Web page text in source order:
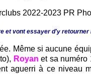
et vont essayer d'y
Même si aucune
Royan et sa numéro
aguerri à ce niveau